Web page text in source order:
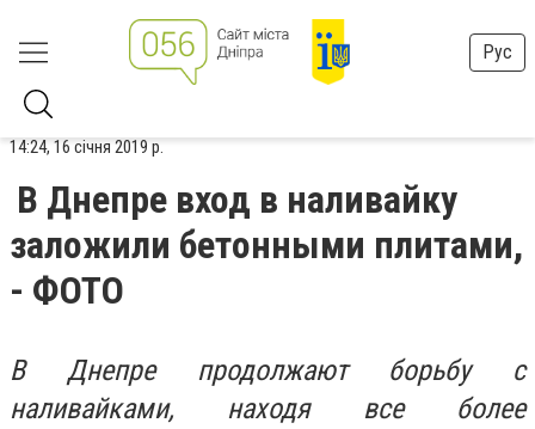
Рус
14:24, 16 січня 2019 р.
В Днепре вход в наливайку
заложили бетонными плитами,
- ФОТО
В Днепре продолжают борьбу с
наливайками, находя все более